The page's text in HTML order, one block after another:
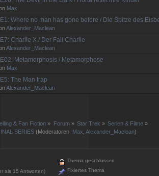
Max
Where no man has gone before / Die Spitze des
Alexander_Maclean
Charlie X / Der Fall Charlie
Alexander_Maclean
Metamorphosis / Metamorphose
Max
The Man trap
Alexander_Maclean
& Fan Fiction » Forum» Star Trek » Serien & Filme »
SERIES (Moderatoren: Max ,Alexander_Maclean)
als 15 Antworten)
Thema geschlossen
Fixiertes Thema